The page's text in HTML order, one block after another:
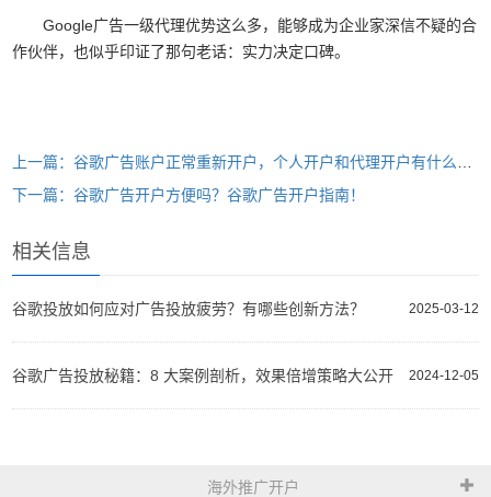
Google广告一级代理优势这么多，能够成为企业家深信不疑的合
作伙伴，也似乎印证了那句老话：实力决定口碑。
下一篇：谷歌广告开户方便吗？谷歌广告开户指南！
相关信息
2025-03-12
谷歌投放如何应对广告投放疲劳？有哪些创新方法？
2024-12-05
谷歌广告投放秘籍：8 大案例剖析，效果倍增策略大公开
海外推广开户